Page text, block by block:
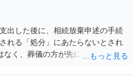
出した後に、相続放棄申述の手続
れる「処分」にあたらないとされ
く、葬儀の方が先に来るのが通常
) ただ、葬儀費用ならいくらでもよ